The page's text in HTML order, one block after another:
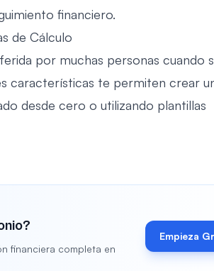
financiero.
de Cálculo
por muchas personas cuando
características te permiten crear
desde cero o utilizando plantillas
financiera completa en
Empieza